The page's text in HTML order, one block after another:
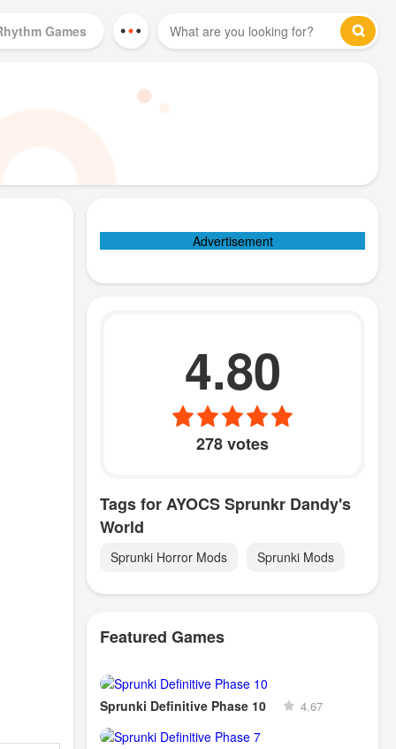
Games
Advertisement
4.80
278 votes
Tags for AYOCS Sprunkr Dandy's
World
Sprunki Horror Mods Sprunki Mods
Featured Games
Sprunki Definitive Phase 10 4.67